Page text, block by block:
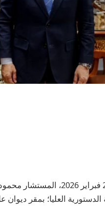
استقبل اليوم الثلاثاء
العليا؛ بمقر ديوان